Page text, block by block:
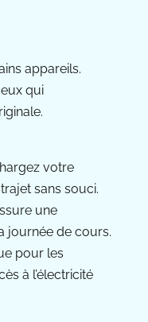
appareils.
qui
votre
sans souci.
une
journée de cours.
pour les
à l’électricité